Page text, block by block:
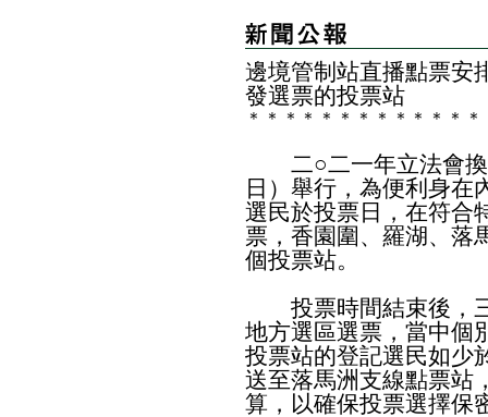
邊境管制站直播點票安
發選票的投票站
＊ ＊ ＊ ＊ ＊ ＊ ＊ ＊ ＊ ＊ ＊ ＊ ＊
二○二一年立法會換
日）舉行，為便利身在
選民於投票日，在符合
票，香園圍、羅湖、落
個投票站。
投票時間結束後，三
地方選區選票，當中個
投票站的登記選民如少
送至落馬洲支線點票站
算，以確保投票選擇保